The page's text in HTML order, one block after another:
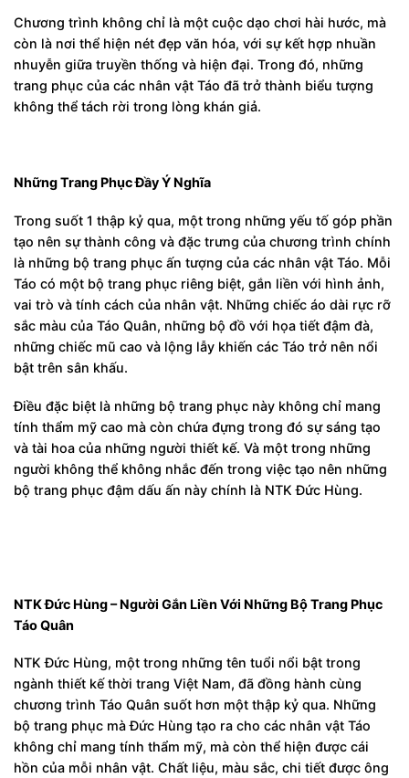
Chương trình không chỉ là một cuộc dạo chơi hài hước, mà
còn là nơi thể hiện nét đẹp văn hóa, với sự kết hợp nhuần
nhuyễn giữa truyền thống và hiện đại. Trong đó, những
trang phục của các nhân vật Táo đã trở thành biểu tượng
không thể tách rời trong lòng khán giả.
Những Trang Phục Đầy Ý Nghĩa
Trong suốt 1 thập kỷ qua, một trong những yếu tố góp phần
tạo nên sự thành công và đặc trưng của chương trình chính
là những bộ trang phục ấn tượng của các nhân vật Táo. Mỗi
Táo có một bộ trang phục riêng biệt, gắn liền với hình ảnh,
vai trò và tính cách của nhân vật. Những chiếc áo dài rực rỡ
sắc màu của Táo Quân, những bộ đồ với họa tiết đậm đà,
những chiếc mũ cao và lộng lẫy khiến các Táo trở nên nổi
bật trên sân khấu.
Điều đặc biệt là những bộ trang phục này không chỉ mang
tính thẩm mỹ cao mà còn chứa đựng trong đó sự sáng tạo
và tài hoa của những người thiết kế. Và một trong những
người không thể không nhắc đến trong việc tạo nên những
bộ trang phục đậm dấu ấn này chính là NTK Đức Hùng.
NTK Đức Hùng – Người Gắn Liền Với Những Bộ Trang Phục
Táo Quân
NTK Đức Hùng, một trong những tên tuổi nổi bật trong
ngành thiết kế thời trang Việt Nam, đã đồng hành cùng
chương trình Táo Quân suốt hơn một thập kỷ qua. Những
bộ trang phục mà Đức Hùng tạo ra cho các nhân vật Táo
không chỉ mang tính thẩm mỹ, mà còn thể hiện được cái
hồn của mỗi nhân vật. Chất liệu, màu sắc, chi tiết được ông